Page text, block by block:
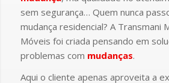
sem segurança… Quem nunca
mudança residencial? A Transmani
Móveis foi criada pensando em
problemas com mudanças.
Aqui o cliente apenas aproveita a